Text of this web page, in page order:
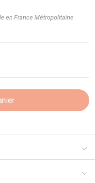
en France Métropolitaine